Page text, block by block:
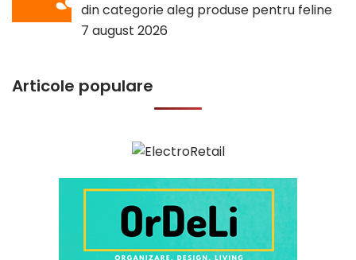
din categorie aleg produse pentru feline
7 august 2026
Articole populare